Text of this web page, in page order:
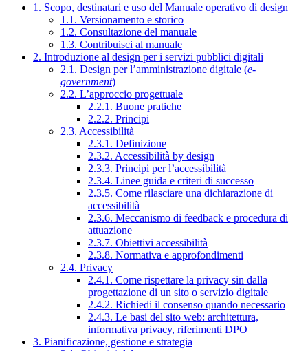
1. Scopo, destinatari e uso del Manuale operativo di design
1.1. Versionamento e storico
1.2. Consultazione del manuale
1.3. Contribuisci al manuale
2. Introduzione al design per i servizi pubblici digitali
2.1. Design per l’amministrazione digitale (e-
government)
2.2. L’approccio progettuale
2.2.1. Buone pratiche
2.2.2. Principi
2.3. Accessibilità
2.3.1. Definizione
2.3.2. Accessibilità by design
2.3.3. Principi per l’accessibilità
2.3.4. Linee guida e criteri di successo
2.3.5. Come rilasciare una dichiarazione di
accessibilità
2.3.6. Meccanismo di feedback e procedura di
attuazione
2.3.7. Obiettivi accessibilità
2.3.8. Normativa e approfondimenti
2.4. Privacy
2.4.1. Come rispettare la privacy sin dalla
progettazione di un sito o servizio digitale
2.4.2. Richiedi il consenso quando necessario
2.4.3. Le basi del sito web: architettura,
informativa privacy, riferimenti DPO
3. Pianificazione, gestione e strategia